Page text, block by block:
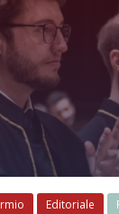
Editoriale